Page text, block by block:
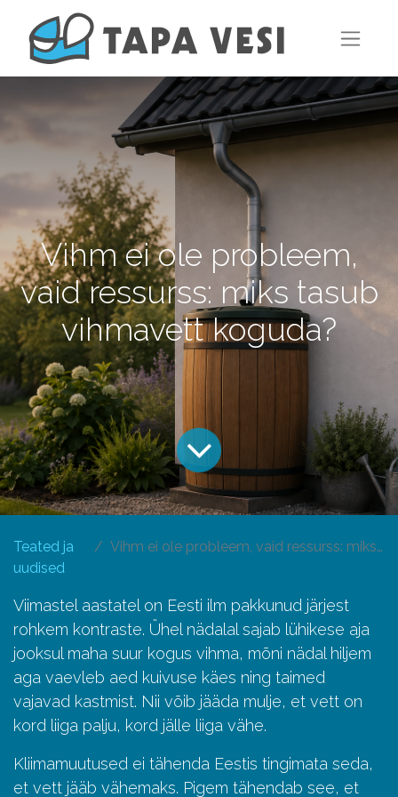
Vihm ei ole probleem,
vaid ressurss: miks tasub
vihmavett koguda?
Teated ja
uudised
Vihm ei ole probleem, vaid ressurss: miks tasub vihmavett koguda?
Viimastel aastatel on Eesti ilm pakkunud järjest
rohkem kontraste. Ühel nädalal sajab lühikese aja
jooksul maha suur kogus vihma, mõni nädal hiljem
aga vaevleb aed kuivuse käes ning taimed
vajavad kastmist. Nii võib jääda mulje, et vett on
kord liiga palju, kord jälle liiga vähe.
Kliimamuutused ei tähenda Eestis tingimata seda,
et vett jääb vähemaks. Pigem tähendab see, et